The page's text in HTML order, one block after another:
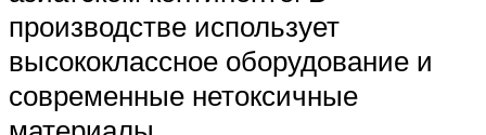
производстве использует
высококлассное оборудование и
современные нетоксичные